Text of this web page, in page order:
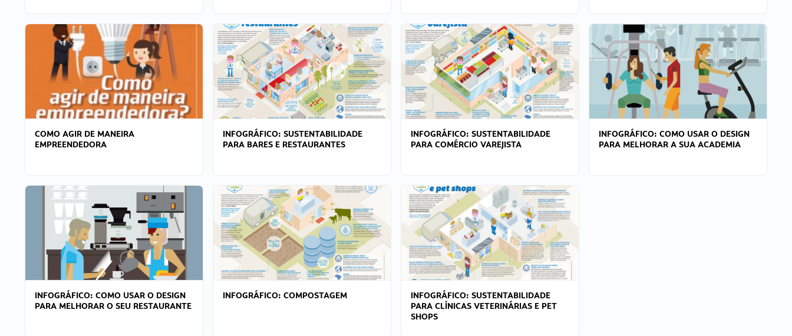
COMO AGIR DE MANEIRA
EMPREENDEDORA
INFOGRÁFICO: SUSTENTABILIDADE
PARA BARES E RESTAURANTES
INFOGRÁFICO: SUSTENTABILIDADE
PARA COMÉRCIO VAREJISTA
INFOGRÁFICO: COMO USAR O DESIGN
PARA MELHORAR A SUA ACADEMIA
INFOGRÁFICO: COMO USAR O DESIGN
PARA MELHORAR O SEU RESTAURANTE
INFOGRÁFICO: COMPOSTAGEM
INFOGRÁFICO: SUSTENTABILIDADE
PARA CLÍNICAS VETERINÁRIAS E PET
SHOPS